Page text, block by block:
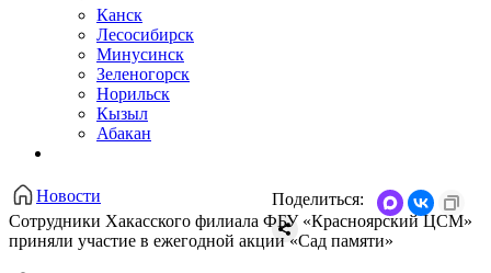
Канск
Лесосибирск
Минусинск
Зеленогорск
Норильск
Кызыл
Абакан
Новости
Сотрудники Хакасского филиала ФБУ «Красноярский ЦСМ»
приняли участие в ежегодной акции «Сад памяти»
Поделиться: